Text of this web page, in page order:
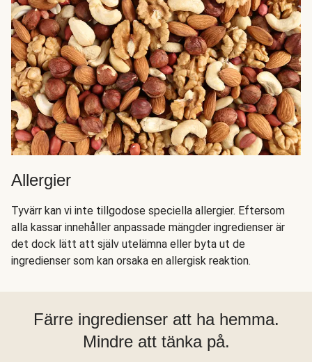
Allergier
Tyvärr kan vi inte tillgodose speciella allergier. Eftersom
alla kassar innehåller anpassade mängder ingredienser är
det dock lätt att själv utelämna eller byta ut de
ingredienser som kan orsaka en allergisk reaktion.
Färre ingredienser att ha hemma.
Mindre att tänka på.